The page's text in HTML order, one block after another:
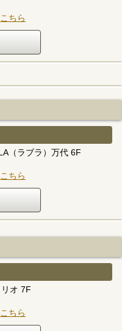
ちら
（ラブラ）万代 6F
ちら
オ 7F
ちら